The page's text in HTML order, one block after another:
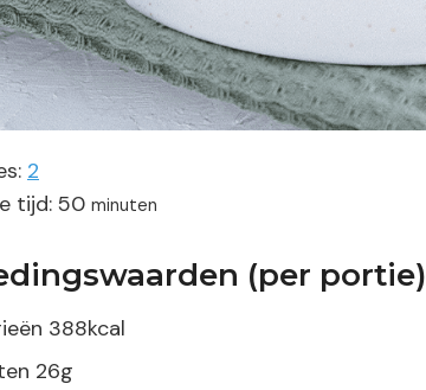
2
tijd: 50minuten
minuten
(per portie)
388kcal
26g